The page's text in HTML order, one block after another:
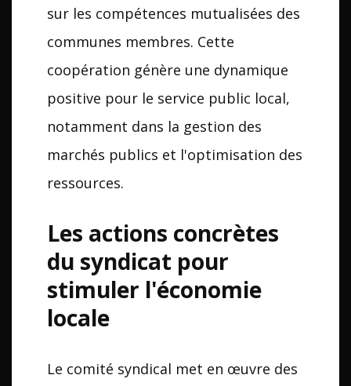
sur les compétences mutualisées des
communes membres. Cette
coopération génère une dynamique
positive pour le service public local,
notamment dans la gestion des
marchés publics et l'optimisation des
ressources.
Les actions concrètes
du syndicat pour
stimuler l'économie
locale
Le comité syndical met en œuvre des